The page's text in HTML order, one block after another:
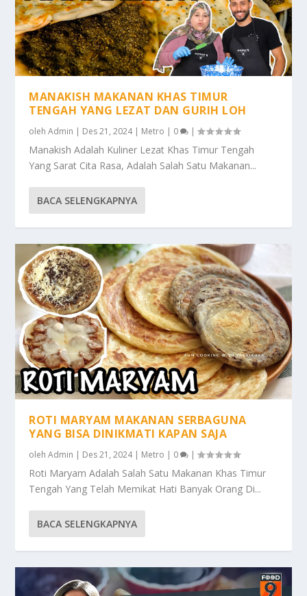
MANAKISH MAKANAN KHAS TIMUR
TENGAH YANG LEZAT DAN GURIH LOH
olehAdmin | Des 21, 2024| Metro | 0 |
Manakish Adalah Kuliner Lezat Khas Timur Tengah
Yang Sarat Cita Rasa, Adalah Salah Satu Makanan...
BACA SELENGKAPNYA
ROTI MARYAM MAKANAN SERBAGUNA
YANG BISA DINIKMATI KAPAN SAJA
olehAdmin | Des 21, 2024| Metro | 0 |
Roti Maryam Adalah Salah Satu Makanan Khas Timur
Tengah Yang Telah Memikat Hati Banyak Orang Di...
BACA SELENGKAPNYA